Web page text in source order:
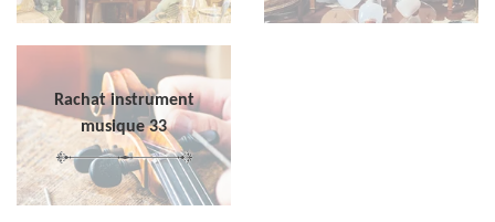
Rachat instrument
musique 33